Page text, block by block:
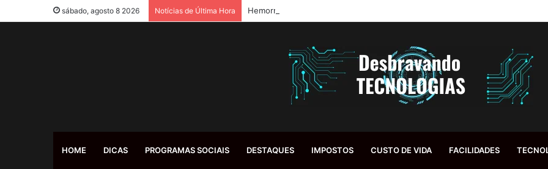
sábado, agosto 8 2026 Notícias de Última Hora Hemorroidas Inflamadas: Diagnóstico, Tratamentos e Dicas Reais de
HOME DICAS PROGRAMAS SOCIAIS DESTAQUES IMPOSTOS CUSTO DE VIDA FACILIDADES